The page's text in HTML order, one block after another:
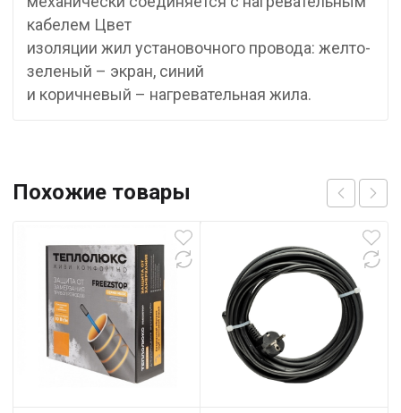
кабелем Цвет
изоляции жил установочного провода: желто-
зеленый – экран, синий
и коричневый – нагревательная жила.
Похожие товары